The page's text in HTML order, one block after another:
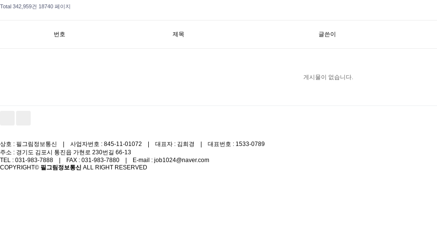
Total 342,959건 18740 페이지
번호 제목 글쓴이
게시물이 없습니다.
상호 : 필그림정보통신 | 사업자번호 : 845-11-01072 | 대표자 : 김희경 | 대표번호 : 1533-0789
주소 : 경기도 김포시 통진읍 가현로 230번길 66-13
TEL : 031-983-7888 | FAX : 031-983-7880 | E-mail : job1024@naver.com
COPYRIGHT© 필그림정보통신 ALL RIGHT RESERVED